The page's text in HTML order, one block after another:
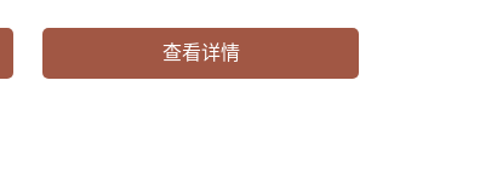
查看详情